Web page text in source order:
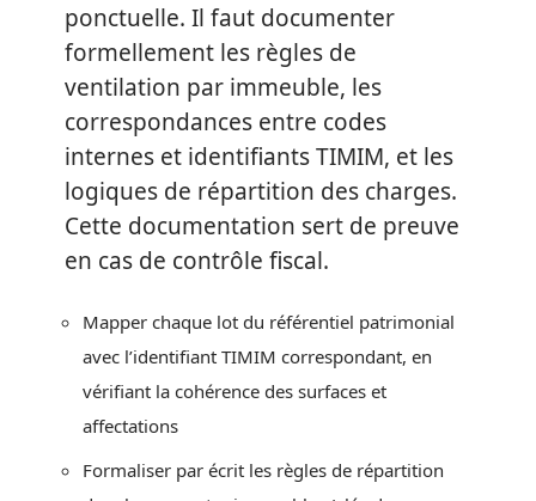
ponctuelle. Il faut documenter
formellement les règles de
ventilation par immeuble, les
correspondances entre codes
internes et identifiants TIMIM, et les
logiques de répartition des charges.
Cette documentation sert de preuve
en cas de contrôle fiscal.
Mapper chaque lot du référentiel patrimonial
avec l’identifiant TIMIM correspondant, en
vérifiant la cohérence des surfaces et
affectations
Formaliser par écrit les règles de répartition